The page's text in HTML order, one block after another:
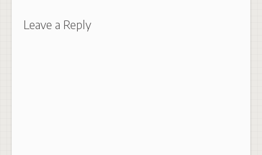
Leave a Reply